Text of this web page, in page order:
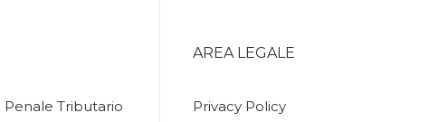
Tributario
AREA LEGALE
Privacy Policy